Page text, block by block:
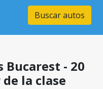
Buscar autos
Bucarest - 20
la clase